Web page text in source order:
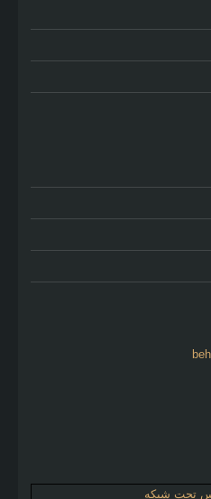
تحت شبکه